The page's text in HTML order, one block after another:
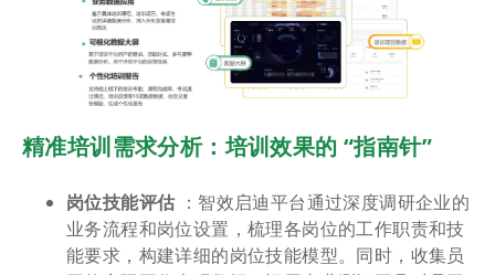
精准培训需求分析：培训效果的 “指南针”
岗位技能评估 ：智效启迪平台通过深度调研企业的
业务流程和岗位设置，梳理各岗位的工作职责和技
能要求，构建详细的岗位技能模型。同时，收集员